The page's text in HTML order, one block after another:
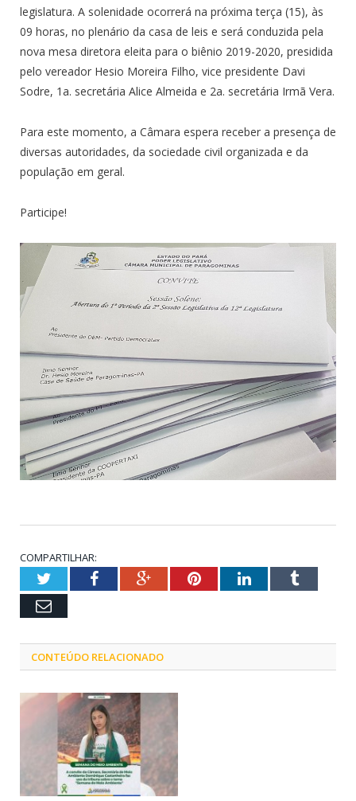
legislatura. A solenidade ocorrerá na próxima terça (15), às
09 horas, no plenário da casa de leis e será conduzida pela
nova mesa diretora eleita para o biênio 2019-2020, presidida
pelo vereador Hesio Moreira Filho, vice presidente Davi
Sodre, 1a. secretária Alice Almeida e 2a. secretária Irmã Vera.
Para este momento, a Câmara espera receber a presença de
diversas autoridades, da sociedade civil organizada e da
população em geral.
Participe!
COMPARTILHAR:
TwitterFacebookGoogle+PinterestLinkedInTumblr
Email
CONTEÚDO RELACIONADO